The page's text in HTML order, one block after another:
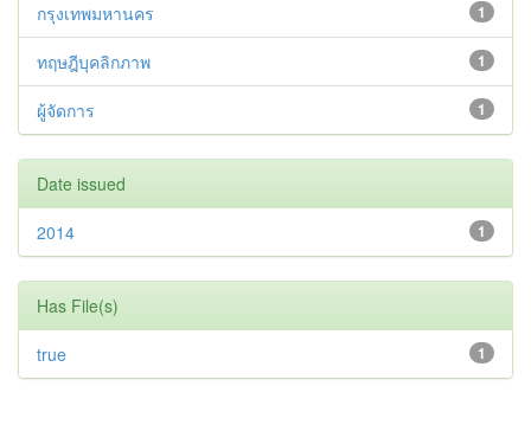
1
กรุงเทพมหานคร
1
ทฤษฎีบุคลิกภาพ
1
ผู้จัดการ
Date issued
1
2014
Has File(s)
1
true